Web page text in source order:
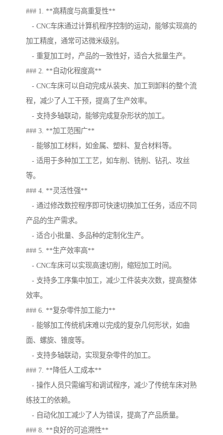
### 1. **高精度与高重复性**
- CNC车床通过计算机程序控制的运动，能够实现高的
加工精度，通常可达微米级别。
- 重复加工时，产品的一致性好，适合大批量生产。
### 2. **自动化程度高**
- CNC车床可以自动完成从装夹、加工到卸料的整个流
程，减少了人工干预，提高了生产效率。
- 支持多轴联动，能够完成复杂形状的加工。
### 3. **加工范围广**
- 能够加工材料，如金属、塑料、复合材料等。
- 适用于多种加工工艺，如车削、铣削、钻孔、攻丝
等。
### 4. **灵活性强**
- 通过修改数控程序即可快速切换加工任务，适应不同
产品的生产需求。
- 适合小批量、多品种的定制化生产。
### 5. **生产效率高**
- CNC车床可以实现高速切削，缩短加工时间。
- 支持多工序集中加工，减少工件装夹次数，提高整体
效率。
### 6. **复杂零件加工能力**
- 能够加工传统机床难以完成的复杂几何形状，如曲
面、螺旋、锥度等。
- 支持多轴联动，实现复杂零件的加工。
### 7. **降低人工成本**
- 操作人员只需编写和调试程序，减少了传统车床对熟
练技工的依赖。
- 自动化加工减少了人为错误，提高了产品质量。
### 8. **良好的可追溯性**